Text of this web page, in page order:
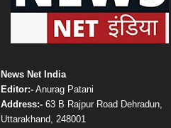
News Net India
Editor:-Anurag Patani
Address:-63 B Rajpur Road Dehradun,
Uttarakhand, 248001